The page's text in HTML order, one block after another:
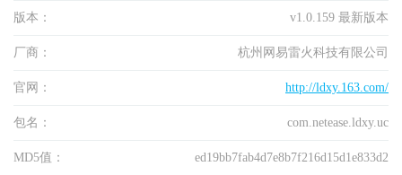
版本： v1.0.159 最新版本
厂商： 杭州网易雷火科技有限公司
官网： http://ldxy.163.com/
包名： com.netease.ldxy.uc
MD5值： ed19bb7fab4d7e8b7f216d15d1e833d2